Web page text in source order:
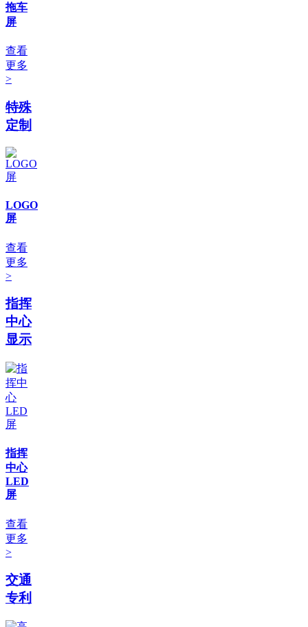
拖车
屏
查看
更多
>
特殊
定制
LOGO
屏
查看
更多
>
指挥
中心
显示
指挥
中心
LED
屏
查看
更多
>
交通
专利